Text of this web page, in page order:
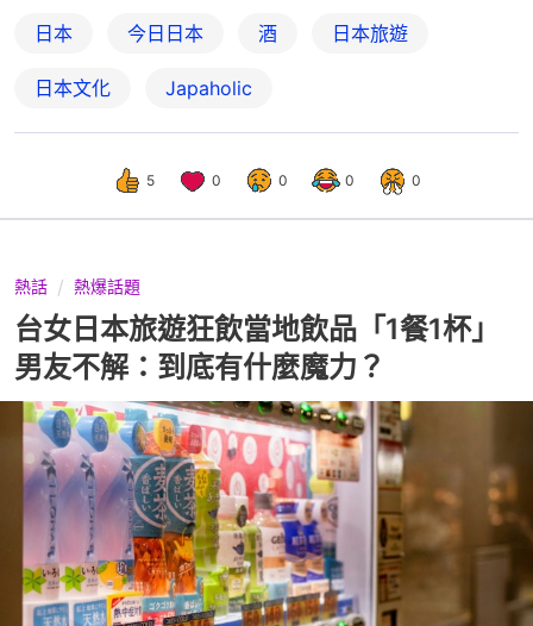
日本 今日日本 酒 日本旅遊
日本文化 Japaholic
5 0 0 0 0
熱話 熱爆話題
台女日本旅遊狂飲當地飲品「1餐1杯」
男友不解：到底有什麼魔力？